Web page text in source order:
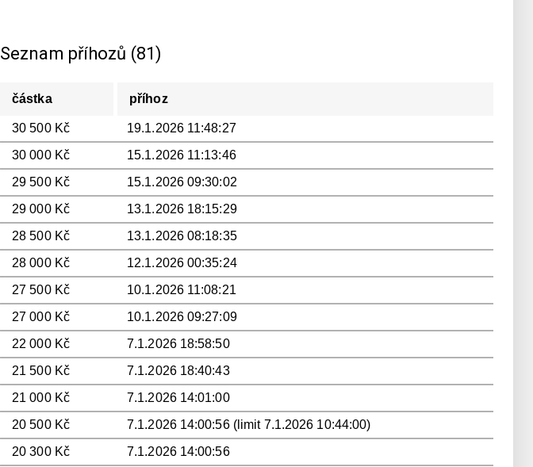
Seznam příhozů (81)
částka příhoz
30 500 Kč
19.1.2026 11:48:27
30 000 Kč
15.1.2026 11:13:46
29 500 Kč
15.1.2026 09:30:02
29 000 Kč
13.1.2026 18:15:29
28 500 Kč
13.1.2026 08:18:35
28 000 Kč
12.1.2026 00:35:24
27 500 Kč
10.1.2026 11:08:21
27 000 Kč
10.1.2026 09:27:09
22 000 Kč
7.1.2026 18:58:50
21 500 Kč
7.1.2026 18:40:43
21 000 Kč
7.1.2026 14:01:00
20 500 Kč
7.1.2026 14:00:56 (limit 7.1.2026 10:44:00)
20 300 Kč
7.1.2026 14:00:56